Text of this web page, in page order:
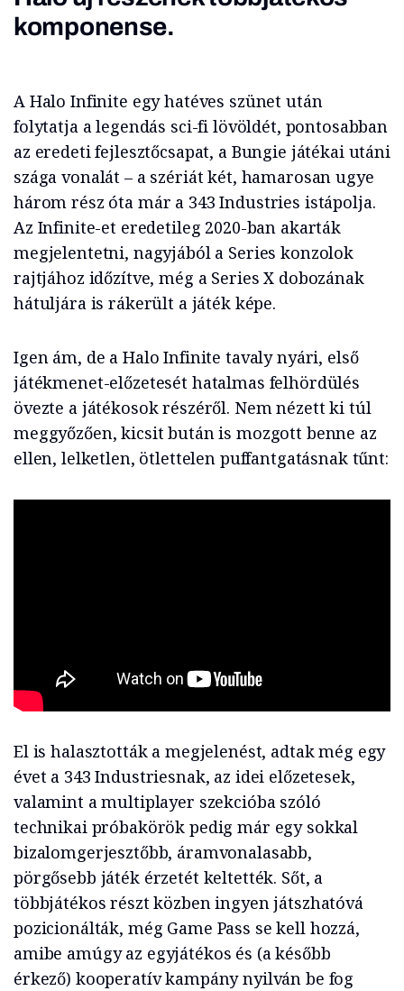
komponense.
A Halo Infinite egy hatéves szünet után
folytatja a legendás sci-fi lövöldét, pontosabban
az eredeti fejlesztőcsapat, a Bungie játékai utáni
szága vonalát – a szériát két, hamarosan ugye
három rész óta már a 343 Industries istápolja.
Az Infinite-et eredetileg 2020-ban akarták
megjelentetni, nagyjából a Series konzolok
rajtjához időzítve, még a Series X dobozának
hátuljára is rákerült a játék képe.
Igen ám, de a Halo Infinite tavaly nyári, első
játékmenet-előzetesét hatalmas felhördülés
övezte a játékosok részéről. Nem nézett ki túl
meggyőzően, kicsit bután is mozgott benne az
ellen, lelketlen, ötlettelen puffantgatásnak tűnt:
El is halasztották a megjelenést, adtak még egy
évet a 343 Industriesnak, az idei előzetesek,
valamint a multiplayer szekcióba szóló
technikai próbakörök pedig már egy sokkal
bizalomgerjesztőbb, áramvonalasabb,
pörgősebb játék érzetét keltették. Sőt, a
többjátékos részt közben ingyen játszhatóvá
pozicionálták, még Game Pass se kell hozzá,
amibe amúgy az egyjátékos és (a később
érkező) kooperatív kampány nyilván be fog